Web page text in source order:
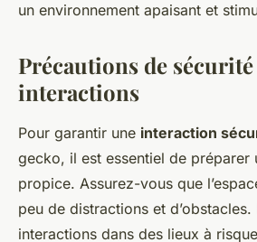
un environnement apaisant et
Précautions de
interactions
Pour garantir une interaction
gecko, il est essentiel de préparer
propice. Assurez-vous que
peu de distractions et d’obstacles.
interactions dans des lieux à